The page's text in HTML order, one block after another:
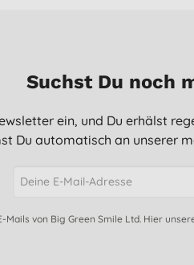
Suchst Du noch
ein, und Du erhälst
Du automatisch an unserer
Mails von Big Green Smile Ltd. Hier